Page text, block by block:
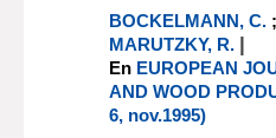
BOCKELMANN, C. ;
MARUTZKY, R. |
En EUROPEAN
AND WOOD
6, nov.1995)